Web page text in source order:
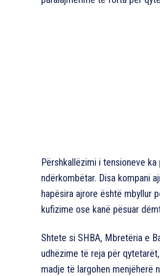
Përshkallëzimi i tensioneve
ndërkombëtar. Disa kompani
hapësira ajrore është mbyllur
kufizime ose kanë pësuar
Shtete si SHBA, Mbretëria e
udhëzime të reja për
madje të largohen menjëherë